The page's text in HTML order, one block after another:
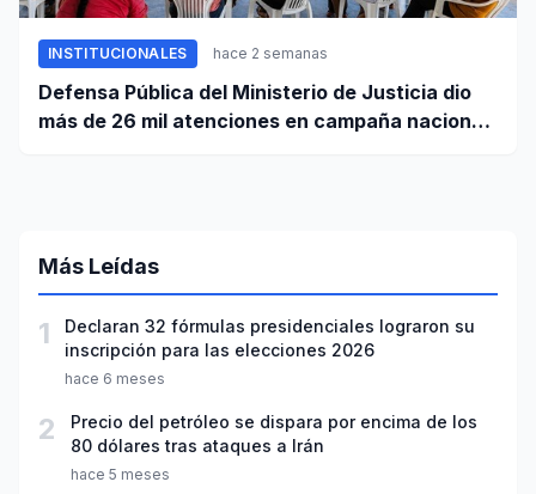
INSTITUCIONALES hace 2 semanas
Defensa Pública del Ministerio de Justicia dio
más de 26 mil atenciones en campaña nacional
Más Leídas
1
Declaran 32 fórmulas presidenciales lograron su
inscripción para las elecciones 2026
hace 6 meses
2
Precio del petróleo se dispara por encima de los
80 dólares tras ataques a Irán
hace 5 meses